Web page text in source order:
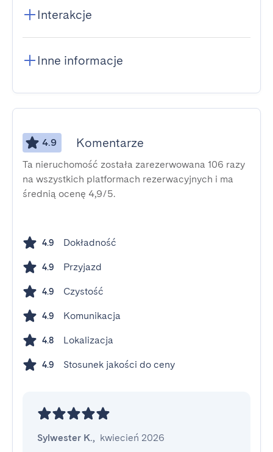
Interakcje
Inne informacje
4.9 Komentarze
Ta nieruchomość została zarezerwowana 106 razy
na wszystkich platformach rezerwacyjnych i ma
średnią ocenę 4,9/5.
4.9 Dokładność
4.9 Przyjazd
4.9 Czystość
4.9 Komunikacja
4.8 Lokalizacja
4.9 Stosunek jakości do ceny
Sylwester K., kwiecień 2026